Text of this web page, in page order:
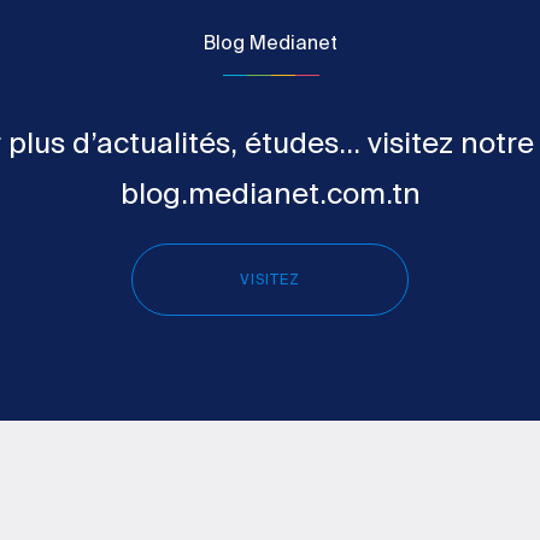
Blog Medianet
plus d’actualités, études... visitez
blog.medianet.com.tn
VISITEZ